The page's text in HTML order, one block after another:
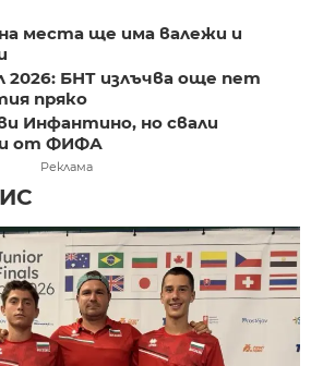
места ще има валежи и
2026: БНТ излъчва още пет
пряко
Инфантино, но свали
от ФИФА
Реклама